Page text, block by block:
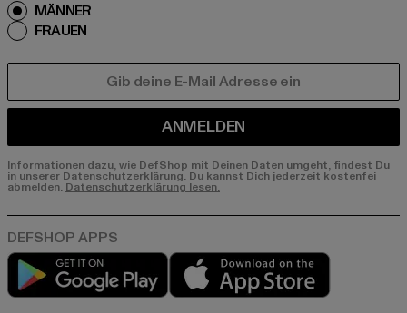
MÄNNER
FRAUEN
ANMELDEN
Informationen dazu, wie DefShop mit Deinen Daten umgeht, findest Du
in unserer Datenschutzerklärung. Du kannst Dich jederzeit kostenfei
abmelden. Datenschutzerklärung lesen.
Play market